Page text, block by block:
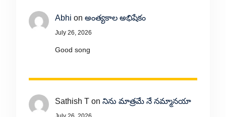
Abhi on అంత్యకాల అభిషేకం
July 26, 2026
Good song
Sathish Ton నిను మాత్రమే నే నమ్మానయా